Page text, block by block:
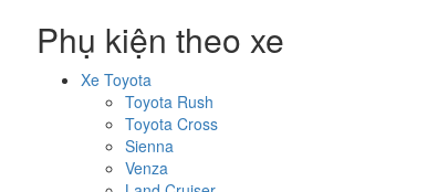
Phụ kiện theo xe
Xe Toyota
Toyota Rush
Toyota Cross
Sienna
Venza